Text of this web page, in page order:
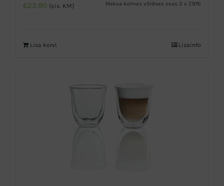
€23,90 (sis. KM) Maksa kolmes võrdses osas 3 x 7.97€
Lisa korvi Lisainfo